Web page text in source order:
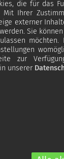
die für das
Ihrer
externer
Sie
möchten.
zur
unserer